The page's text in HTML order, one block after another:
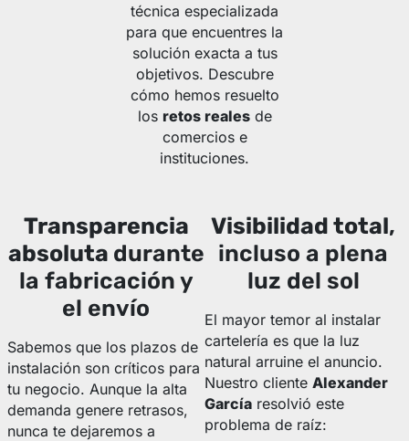
técnica especializada
para que encuentres la
solución exacta a tus
objetivos. Descubre
cómo hemos resuelto
los retos realesde
comercios e
instituciones.
Transparencia
absoluta durante
la fabricación y
el envío
Sabemos que los plazos de
instalación son críticos para
tu negocio. Aunque la alta
demanda genere retrasos,
nunca te dejaremos a
Visibilidad total,
incluso a plena
luz del sol
El mayor temor al instalar
cartelería es que la luz
natural arruine el anuncio.
Nuestro cliente Alexander
García resolvió este
problema de raíz: